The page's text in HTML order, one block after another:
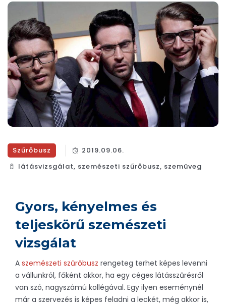
Szűrőbusz
2019.09.06.
látásvizsgálat, szemészeti szűrőbusz, szemüveg
Gyors, kényelmes és
teljeskörű szemészeti
vizsgálat
A szemészeti szűrőbusz rengeteg terhet képes levenni
a vállunkról, főként akkor, ha egy céges látásszűrésről
van szó, nagyszámú kollégával. Egy ilyen eseménynél
már a szervezés is képes feladni a leckét, még akkor is,